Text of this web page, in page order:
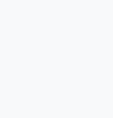
또는 장기 체류 보험을
프, 전자기기 보호, 여
전문 의료 여행 보험도
Staysure 제휴